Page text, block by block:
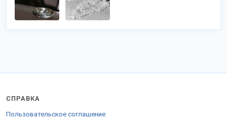
СПРАВКА
Пользовательское соглашение